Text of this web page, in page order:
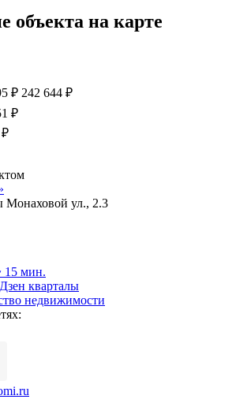
объекта на карте
₽ 242 644 ₽
₽
₽
Монаховой ул., 2.3
15 мин.
кварталы